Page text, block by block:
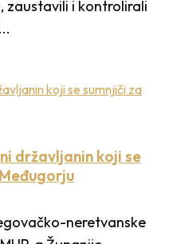
zaustavili i kontrolirali
državljanin koji se
neretvanske